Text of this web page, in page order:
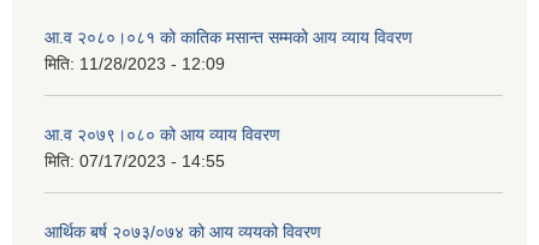
आ.व २०८०।०८१ को कातिक मसान्त सम्मको आय व्याय विवरण
मिति: 11/28/2023 - 12:09
आ.व २०७९।०८० को आय व्याय विवरण
मिति: 07/17/2023 - 14:55
आर्थिक बर्ष २०७३/०७४ को आय व्ययको विवरण